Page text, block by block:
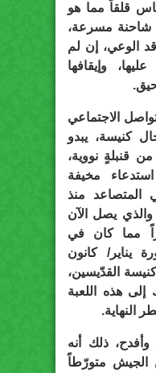
قلقاً مما هو
شاحنة مسرعة،
الوعي، إن لم
وإيقافها
الاجتماعي
كنيسة، يبدو
قنبلةٍ نووية،
مخيفة
المتصاعد منذ
يونيو/ حزيران 2013، والذي يصل الآن
مما كان في
يناير/ كانون
كنيسة القدّيسين،
هذه اللعبة
النهاية.
وأفدح، ذلك أنه
متورّطاً